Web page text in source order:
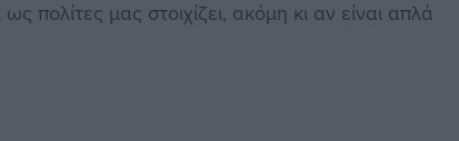
πολίτες μας στοιχίζει, ακόμη κι αν είναι απλά